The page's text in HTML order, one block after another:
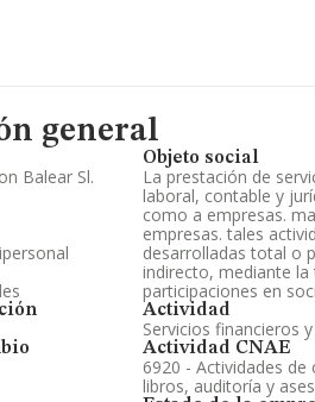
general
Balear Sl.
Objeto social
La prestación de
laboral, contable y
como a empresas.
empresas. tales
desarrolladas total o
indirecto, mediante
participaciones en
Actividad
Servicios financieros
Actividad CNAE
6920 - Actividades
libros, auditoría y